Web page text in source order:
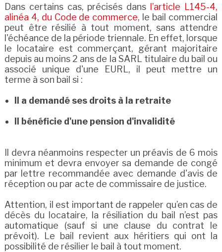
Dans certains cas, précisés dans
l’article L145-4,
alinéa 4, du Code de commerce, le bail commercial
peut être résilié à tout moment, sans attendre
l'échéance de la période triennale. En effet, lorsque
le locataire est commerçant, gérant majoritaire
depuis au moins 2 ans de la SARL titulaire du bail ou
associé unique d'une EURL, il peut mettre un
terme à son bail si :
Il a demandé ses droits à la retraite
Il bénéficie d'une pension d'invalidité
Il devra néanmoins respecter un préavis de 6 mois
minimum et devra envoyer sa demande de congé
par lettre recommandée avec demande d'avis de
réception ou par acte de commissaire de justice.
Attention, il est important de rappeler qu’en cas de
décès du locataire, la résiliation du bail n’est pas
automatique (sauf si une clause du contrat le
prévoit). Le bail revient aux héritiers qui ont la
possibilité de résilier le bail à tout moment.